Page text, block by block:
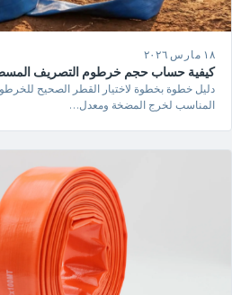
١٨ مارس ٢٠٢٦
كيفية حساب حجم خرطوم التصريف
دليل خطوة بخطوة لاختيار القطر الصحيح
المناسب لخرج المضخة ومعدل…